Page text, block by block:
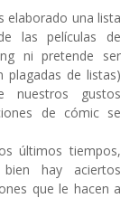
elaborado una lista
las películas de
ni pretende ser
plagadas de listas)
gustos
de cómic se
últimos tiempos,
hay aciertos
que le hacen a